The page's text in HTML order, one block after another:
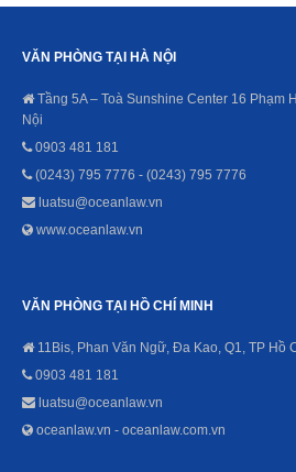
VĂN PHÒNG TẠI HÀ NỘI
Tầng 5A – Toà Sunshine Center 16 Phạm
Nội
0903 481 181
(0243) 795 7776 - (0243) 795 7776
luatsu@oceanlaw.vn
www.oceanlaw.vn
VĂN PHÒNG TẠI HỒ CHÍ MINH
11Bis, Phan Văn Ngữ, Đa Kao, Q1, TP Hồ
0903 481 181
luatsu@oceanlaw.vn
oceanlaw.vn - oceanlaw.com.vn